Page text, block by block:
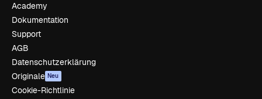
Academy
Dokumentation
Support
AGB
Datenschutzerklärung
Originale Neu
Cookie-Richtlinie